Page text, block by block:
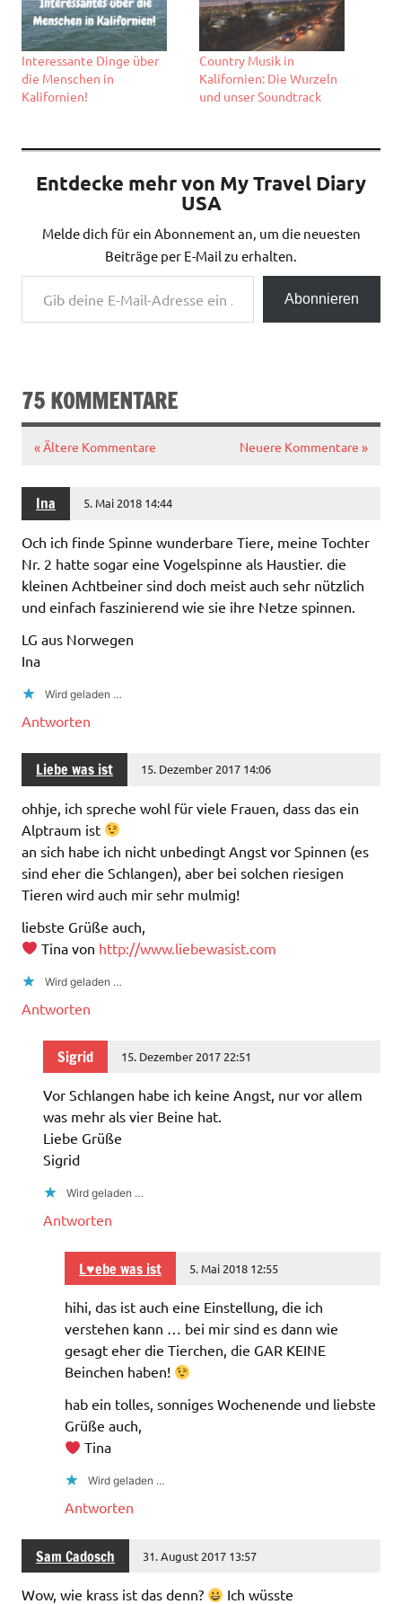
Interessante Dinge über
die Menschen in
Kalifornien!
Country Musik in
Kalifornien: Die Wurzeln
und unser Soundtrack
Entdecke mehr von My Travel Diary
USA
Melde dich für ein Abonnement an, um die neuesten
Beiträge per E-Mail zu erhalten.
Gib deine E-Mail-Adresse ein ...
Abonnieren
75 KOMMENTARE
« Ältere Kommentare Neuere Kommentare »
Ina 5. Mai 2018 14:44
Och ich finde Spinne wunderbare Tiere, meine Tochter
Nr. 2 hatte sogar eine Vogelspinne als Haustier. die
kleinen Achtbeiner sind doch meist auch sehr nützlich
und einfach faszinierend wie sie ihre Netze spinnen.
LG aus Norwegen
Ina
Wird geladen …
Antworten
Liebe was ist 15. Dezember 2017 14:06
ohhje, ich spreche wohl für viele Frauen, dass das ein
Alptraum ist
an sich habe ich nicht unbedingt Angst vor Spinnen (es
sind eher die Schlangen), aber bei solchen riesigen
Tieren wird auch mir sehr mulmig!
liebste Grüße auch,
Tina von http://www.liebewasist.com
Wird geladen …
Antworten
Sigrid 15. Dezember 2017 22:51
Vor Schlangen habe ich keine Angst, nur vor allem
was mehr als vier Beine hat.
Liebe Grüße
Sigrid
Wird geladen …
Antworten
L♥ebe was ist 5. Mai 2018 12:55
hihi, das ist auch eine Einstellung, die ich
verstehen kann … bei mir sind es dann wie
gesagt eher die Tierchen, die GAR KEINE
Beinchen haben!
hab ein tolles, sonniges Wochenende und liebste
Grüße auch,
Tina
Wird geladen …
Antworten
Sam Cadosch 31. August 2017 13:57
Wow, wie krass ist das denn?
Ich wüsste